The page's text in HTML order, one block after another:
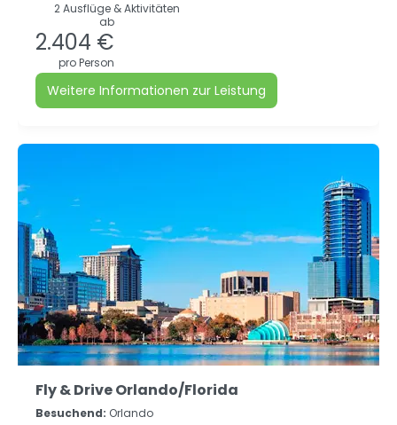
2 Ausflüge & Aktivitäten
ab
2.404 €
pro Person
Weitere Informationen zur Leistung
Fly & Drive Orlando/Florida
Besuchend: Orlando